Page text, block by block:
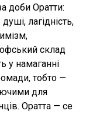
доби Оратти:
лагідність,
склад
у намаганні
тобто —
для
Оратта — се